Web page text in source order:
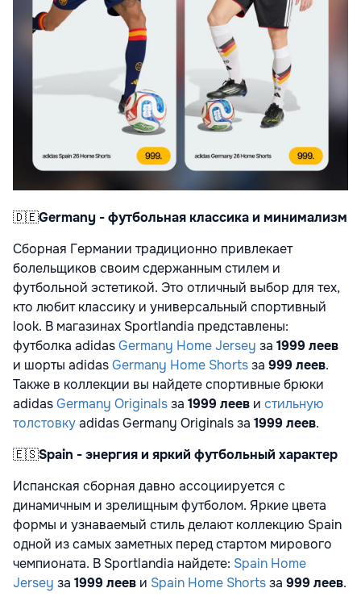
🇩🇪Germany - футбольная классика и минимализм
Сборная Германии традиционно привлекает
болельщиков своим сдержанным стилем и
футбольной эстетикой. Это отличный выбор для тех,
кто любит классику и универсальный спортивный
look. В магазинах Sportlandia представлены:
футболка adidasGermany Home Jersey за 1999 леев
и шорты adidasGermany Home Shortsза 999 леев.
Также в коллекции вы найдете спортивные брюки
adidasGermany Originalsза 1999 леев и стильную
толстовкуadidas Germany Originals за 1999 леев.
🇪🇸Spain - энергия и яркий футбольный характер
Испанская сборная давно ассоциируется с
динамичным и зрелищным футболом. Яркие цвета
формы и узнаваемый стиль делают коллекцию Spain
одной из самых заметных перед стартом мирового
чемпионата. В Sportlandia найдете: Spain Home
Jersey за 1999 леев и Spain Home Shortsза 999 леев.